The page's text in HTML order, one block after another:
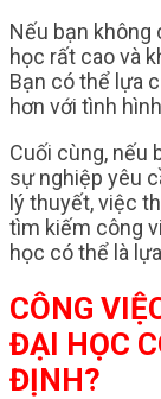
Nếu bạn không
học rất cao và
Bạn có thể lựa
hơn với tình
Cuối cùng, nếu
sự nghiệp yêu
lý thuyết, việc
tìm kiếm công
học có thể là
CÔNG
ĐẠI HỌC
ĐỊNH?